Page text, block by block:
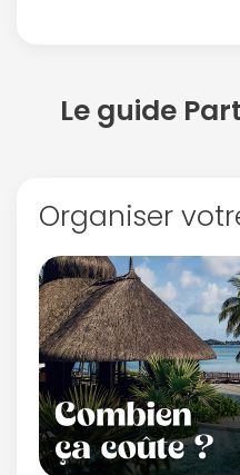
Le guide
Organiser